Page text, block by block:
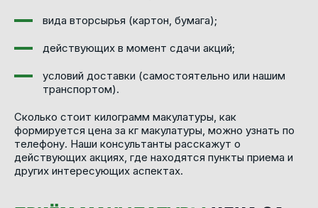
вида вторсырья (картон, бумага);
действующих в момент сдачи акций;
условий доставки (самостоятельно или нашим
транспортом).
Сколько стоит килограмм макулатуры, как
формируется цена за кг макулатуры, можно узнать по
телефону. Наши консультанты расскажут о
действующих акциях, где находятся пункты приема и
других интересующих аспектах.